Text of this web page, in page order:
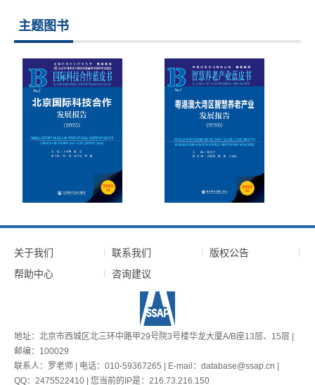
主题图书
关于我们 联系我们
版权公告
帮助中心
咨询建议
地址：北京市西城区北三环中路甲29号院3号楼华龙大厦A/B座13层、15层 |
邮编：100029
联系人：罗老师 | 电话：010-59367265 | E-mail：database@ssap.cn |
QQ：2475522410 | 您当前的IP是： 216.73.216.150